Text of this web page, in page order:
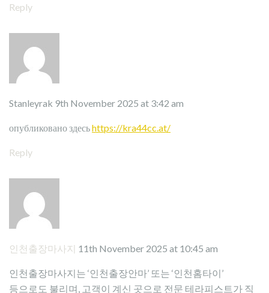
Reply
Stanleyrak 9th November 2025 at 3:42 am
опубликовано здесьhttps://kra44cc.at/
Reply
인천출장마사지 11th November 2025 at 10:45 am
인천출장마사지는 ‘인천출장안마’ 또는 ‘인천홈타이’
등으로도 불리며, 고객이 계신 곳으로 전문 테라피스트가 직